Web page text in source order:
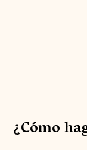
¿Cómo